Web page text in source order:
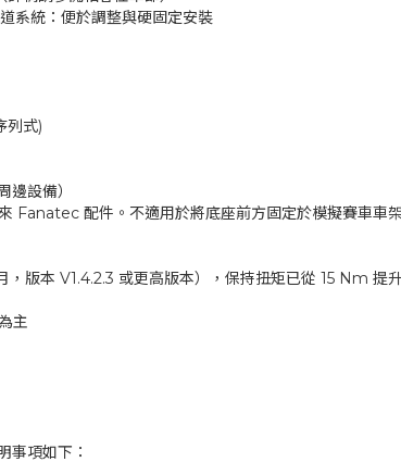
系統：便於調整與硬固定安裝
列式)
設備）
Fanatec 配件。不適用於將底座前方固定於模擬賽車車
，版本 V1.4.2.3 或更高版本），保持扭矩已從 15 Nm
主
事項如下：